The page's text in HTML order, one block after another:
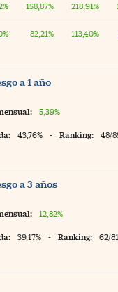
158,87% 218,91%
82,21% 113,40%
a 1 año
5,39%
43,76% - Ranking: 48/
a 3 años
12,82%
39,17% - Ranking: 62/